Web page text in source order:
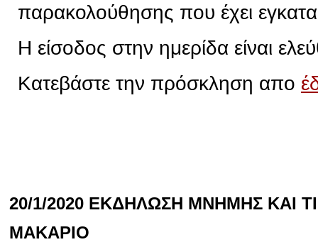
παρακολούθησης που έχει
Η είσοδος στην ημερίδα είναι
Κατεβάστε την πρόσκληση απο
20/1/2020 ΕΚΔΗΛΩΣΗ ΜΝΗΜΗΣ ΚΑΙ
ΜΑΚΑΡΙΟ